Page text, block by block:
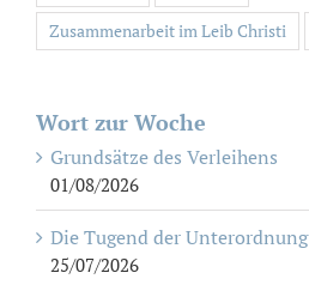
Zusammenarbeit im Leib Christi
Wort zur Woche
Grundsätze des Verleihens
01/08/2026
Die Tugend der Unterordnung
25/07/2026